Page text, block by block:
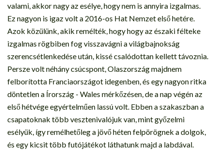
valami, akkor nagy az esélye, hogy nem is annyira izgalmas.
Ez nagyon is igaz volt a 2016-os Hat Nemzet első hetére.
Azok közülünk, akik remélték, hogy hogy az északi félteke
izgalmas rögbiben fog visszavágni a világbajnokság
szerencsétlenkedése után, kissé csalódottan kellett távoznia.
Persze volt néhány csúcspont, Olaszország majdnem
felborította Franciaországot idegenben, és egy nagyon ritka
döntetlen a Írország - Wales mérkőzésen, de a nap végén az
első hétvége egyértelműen lassú volt. Ebben a szakaszban a
csapatoknak több vesztenivalójuk van, mint győzelmi
esélyük, így remélhetőleg a jövő héten felpörögnek a dolgok,
és egy kicsit több futójátékot láthatunk majd a labdával.